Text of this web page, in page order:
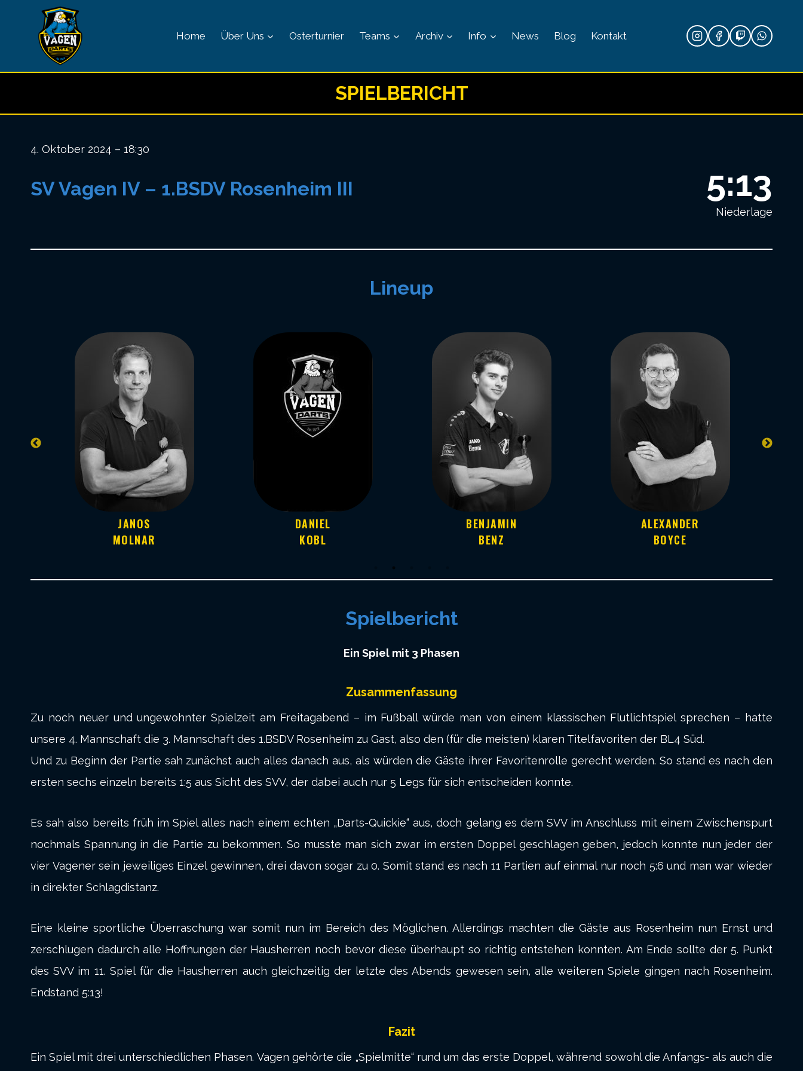
springen
Home Über Uns Osterturnier Teams Archiv Info News Blog Kontakt
SPIELBERICHT
4. Oktober 2024 – 18:30
SV Vagen IV – 1.BSDV Rosenheim III 5:13
Niederlage
Lineup
JANOS
MOLNAR
DANIEL
KOBL
BENJAMIN
BENZ
ALEXANDER
BOYCE
Spielbericht
Ein Spiel mit 3 Phasen
Zusammenfassung
Zu noch neuer und ungewohnter Spielzeit am Freitagabend – im Fußball würde man von einem klassischen Flutlichtspiel sprechen – hatte
unsere 4. Mannschaft die 3. Mannschaft des 1.BSDV Rosenheim zu Gast, also den (für die meisten) klaren Titelfavoriten der BL4 Süd.
Und zu Beginn der Partie sah zunächst auch alles danach aus, als würden die Gäste ihrer Favoritenrolle gerecht werden. So stand es nach den
ersten sechs einzeln bereits 1:5 aus Sicht des SVV, der dabei auch nur 5 Legs für sich entscheiden konnte.
Es sah also bereits früh im Spiel alles nach einem echten „Darts-Quickie“ aus, doch gelang es dem SVV im Anschluss mit einem Zwischenspurt
nochmals Spannung in die Partie zu bekommen. So musste man sich zwar im ersten Doppel geschlagen geben, jedoch konnte nun jeder der
vier Vagener sein jeweiliges Einzel gewinnen, drei davon sogar zu 0. Somit stand es nach 11 Partien auf einmal nur noch 5:6 und man war wieder
in direkter Schlagdistanz.
Eine kleine sportliche Überraschung war somit nun im Bereich des Möglichen. Allerdings machten die Gäste aus Rosenheim nun Ernst und
zerschlugen dadurch alle Hoffnungen der Hausherren noch bevor diese überhaupt so richtig entstehen konnten. Am Ende sollte der 5. Punkt
des SVV im 11. Spiel für die Hausherren auch gleichzeitig der letzte des Abends gewesen sein, alle weiteren Spiele gingen nach Rosenheim.
Endstand 5:13!
Fazit
Ein Spiel mit drei unterschiedlichen Phasen. Vagen gehörte die „Spielmitte“ rund um das erste Doppel, während sowohl die Anfangs- als auch die